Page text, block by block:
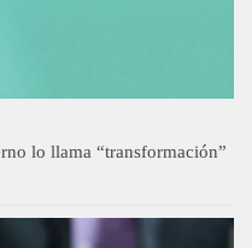
lo llama “transformación”